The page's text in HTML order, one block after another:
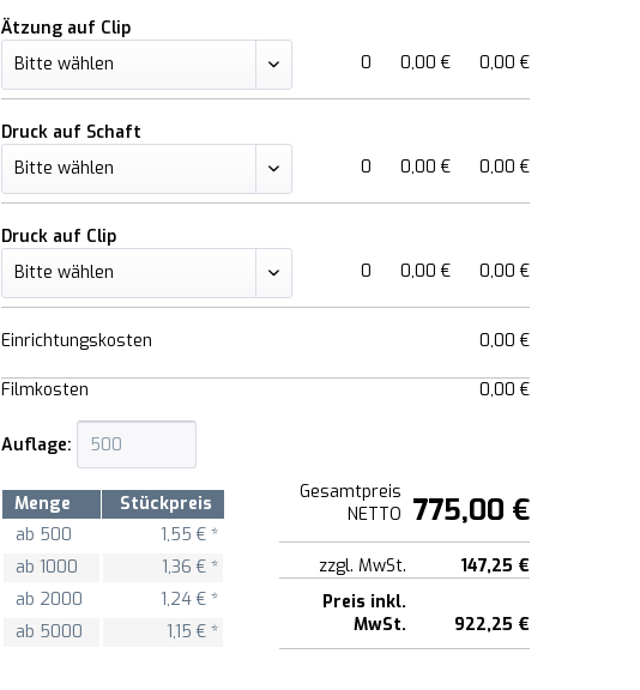
Ätzung auf Clip
0
0,00 € 0,00 €
Druck auf Schaft
0
0,00 € 0,00 €
Druck auf Clip
0
0,00 € 0,00 €
Einrichtungskosten 0,00 €
Filmkosten 0,00 €
Auflage:
Menge
Stückpreis
ab 500
1,55 € *
ab1000
1,36 € *
ab 2000
1,24 € *
ab 5000 1,15 € *
Gesamtpreis
NETTO 775,00 €
zzgl. MwSt.
147,25 €
Preis inkl.
MwSt.
922,25 €